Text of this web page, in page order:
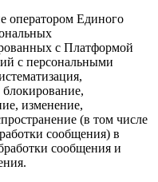
оператором Единого
с Платформой
с персональными
изменение,
(в том числе
сообщения) в
сообщения и